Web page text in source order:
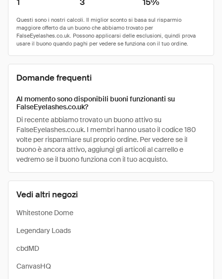
Vedi altri negozi
Whitestone Dome
Legendary Loads
cbdMD
CanvasHQ
Domande frequenti
Al momento sono disponibili buoni funzionanti su
FalseEyelashes.co.uk?
Di recente abbiamo trovato un buono attivo su
FalseEyelashes.co.uk. I membri hanno usato il codice 180
volte per risparmiare sul proprio ordine. Per vedere se il
buono è ancora attivo, aggiungi gli articoli al carrello e
vedremo se il buono funziona con il tuo acquisto.